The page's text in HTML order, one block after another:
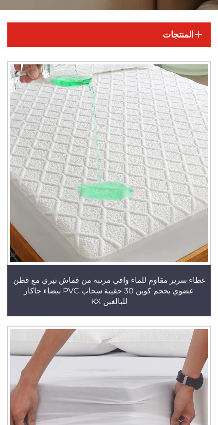
المنتجات
غطاء سرير مقاوم للماء واقي مرتبة من قماش تيري مع قطن
عضوي بحجم كوين 30 حقيبة سحاب PVC بيضاء جاكار
للبالغين KX